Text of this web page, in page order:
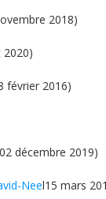
2018)
2020)
février 2016)
02 décembre 2019)
Neel15 mars